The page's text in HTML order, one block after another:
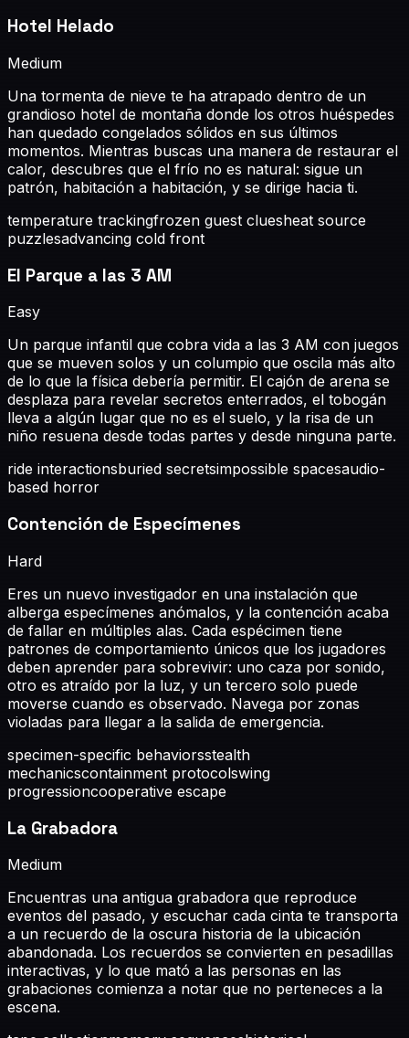
Hotel Helado
Medium
Una tormenta de nieve te ha atrapado dentro de un
grandioso hotel de montaña donde los otros huéspedes
han quedado congelados sólidos en sus últimos
momentos. Mientras buscas una manera de restaurar el
calor, descubres que el frío no es natural: sigue un
patrón, habitación a habitación, y se dirige hacia ti.
temperature trackingfrozen guest cluesheat source
puzzlesadvancing cold front
El Parque a las 3 AM
Easy
Un parque infantil que cobra vida a las 3 AM con juegos
que se mueven solos y un columpio que oscila más alto
de lo que la física debería permitir. El cajón de arena se
desplaza para revelar secretos enterrados, el tobogán
lleva a algún lugar que no es el suelo, y la risa de un
niño resuena desde todas partes y desde ninguna parte.
ride interactionsburied secretsimpossible spacesaudio-
based horror
Contención de Especímenes
Hard
Eres un nuevo investigador en una instalación que
alberga especímenes anómalos, y la contención acaba
de fallar en múltiples alas. Cada espécimen tiene
patrones de comportamiento únicos que los jugadores
deben aprender para sobrevivir: uno caza por sonido,
otro es atraído por la luz, y un tercero solo puede
moverse cuando es observado. Navega por zonas
violadas para llegar a la salida de emergencia.
specimen-specific behaviorsstealth
mechanicscontainment protocolswing
progressioncooperative escape
La Grabadora
Medium
Encuentras una antigua grabadora que reproduce
eventos del pasado, y escuchar cada cinta te transporta
a un recuerdo de la oscura historia de la ubicación
abandonada. Los recuerdos se convierten en pesadillas
interactivas, y lo que mató a las personas en las
grabaciones comienza a notar que no perteneces a la
escena.